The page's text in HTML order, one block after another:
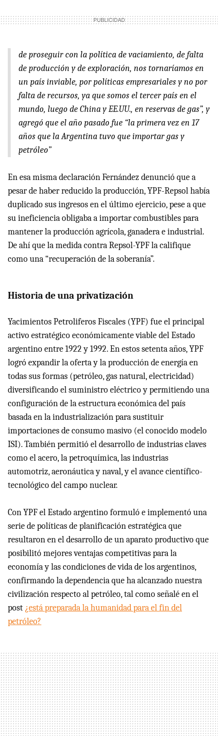
de proseguir con la política de vaciamiento, de falta
de producción y de exploración, nos tornaríamos en
un país inviable, por políticas empresariales y no por
falta de recursos, ya que somos el tercer país en el
mundo, luego de China y EE.UU., en reservas de gas”, y
agregó que el año pasado fue “la primera vez en 17
años que la Argentina tuvo que importar gas y
petróleo”
En esa misma declaración Fernández denunció que a
pesar de haber reducido la producción, YPF-Repsol había
duplicado sus ingresos en el último ejercicio, pese a que
su ineficiencia obligaba a importar combustibles para
mantener la producción agrícola, ganadera e industrial.
De ahí que la medida contra Repsol-YPFla califique
como una “recuperación de la soberanía”.
Historia de una privatización
Yacimientos Petroliferos Fiscales (YPF) fue el principal
activo estratégico económicamente viable del Estado
argentino entre 1922 y 1992. En estos setenta años,YPF
logró expandir la oferta y la producción de energía en
todas sus formas (petróleo, gas natural, electricidad)
diversificando el suministro eléctrico y permitiendo una
configuración de la estructura económica del país
basada en la industrialización para sustituir
importaciones de consumo masivo (el conocido modelo
ISI). También permitió el desarrollo de industrias claves
como el acero, la petroquímica, las industrias
automotriz, aeronáutica y naval, y el avance científico-
tecnológico del campo nuclear.
ConYPFel Estado argentino formuló e implementó una
serie de políticas de planificación estratégica que
resultaron en el desarrollo de un aparato productivo que
posibilitó mejores ventajas competitivas para la
economía y las condiciones de vida de los argentinos,
confirmando la dependencia que ha alcanzado nuestra
civilización respecto al petróleo, tal como señalé en el
post ¿está preparada la humanidad para el fin del
petróleo?